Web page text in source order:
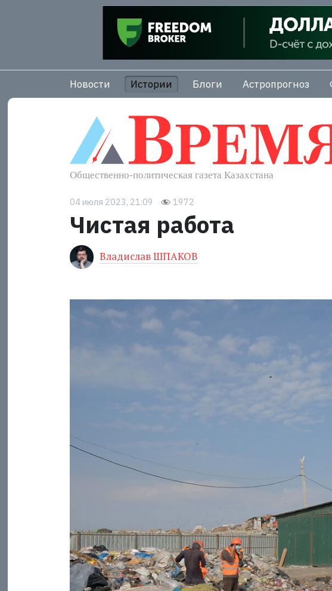
Новости Истории Блоги Астропрогноз
04 июля 2023, 21:09 1972
Чистая работа
Владислав ШПАКОВ